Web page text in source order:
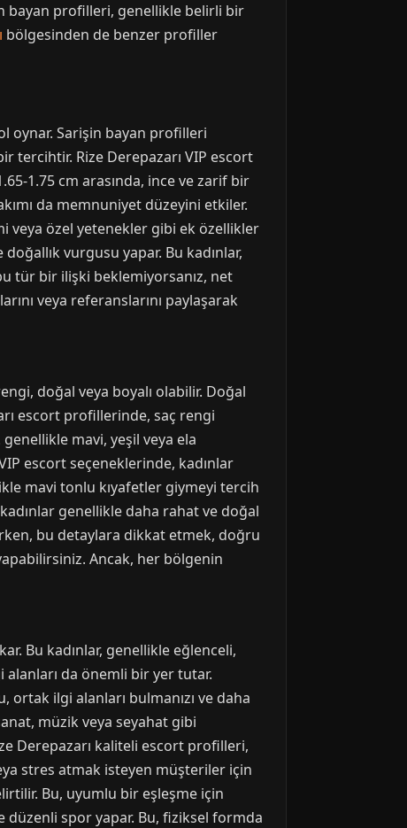
bayan profilleri, genellikle belirli bir
bölgesinden de benzer profiller
oynar. Sarişin bayan profilleri
tercihtir. Rize Derepazarı VIP escort
1.75 cm arasında, ince ve zarif bir
da memnuniyet düzeyini etkiler.
veya özel yetenekler gibi ek özellikler
vurgusu yapar. Bu kadınlar,
tür bir ilişki beklemiyorsanız, net
veya referanslarını paylaşarak
doğal veya boyalı olabilir. Doğal
escort profillerinde, saç rengi
mavi, yeşil veya ela
escort seçeneklerinde, kadınlar
mavi tonlu kıyafetler giymeyi tercih
genellikle daha rahat ve doğal
bu detaylara dikkat etmek, doğru
Ancak, her bölgenin
Bu kadınlar, genellikle eğlenceli,
alanları da önemli bir yer tutar.
ilgi alanları bulmanızı ve daha
müzik veya seyahat gibi
Derepazarı kaliteli escort profilleri,
stres atmak isteyen müşteriler için
Bu, uyumlu bir eşleşme için
düzenli spor yapar. Bu, fiziksel formda